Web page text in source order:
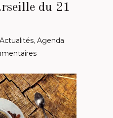
du 21
Actualités, Agenda